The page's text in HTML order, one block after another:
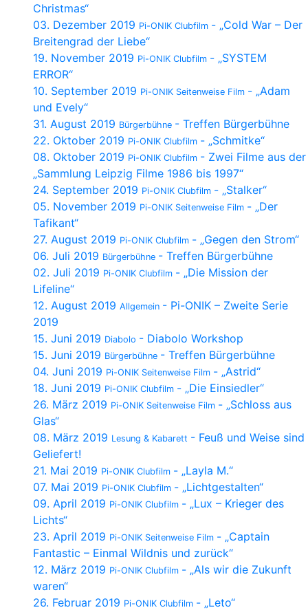
Christmas“
03. Dezember 2019 Pi-ONIK Clubfilm - „Cold War – Der
Breitengrad der Liebe“
19. November 2019 Pi-ONIK Clubfilm - „SYSTEM
ERROR“
10. September 2019 Pi-ONIK Seitenweise Film - „Adam
und Evely“
31. August 2019 Bürgerbühne - Treffen Bürgerbühne
22. Oktober 2019 Pi-ONIK Clubfilm - „Schmitke“
08. Oktober 2019 Pi-ONIK Clubfilm - Zwei Filme aus der
„Sammlung Leipzig Filme 1986 bis 1997“
24. September 2019 Pi-ONIK Clubfilm - „Stalker“
05. November 2019 Pi-ONIK Seitenweise Film - „Der
Tafikant“
27. August 2019 Pi-ONIK Clubfilm - „Gegen den Strom“
06. Juli 2019 Bürgerbühne - Treffen Bürgerbühne
02. Juli 2019 Pi-ONIK Clubfilm - „Die Mission der
Lifeline“
12. August 2019 Allgemein - Pi-ONIK – Zweite Serie
2019
15. Juni 2019 Diabolo - Diabolo Workshop
15. Juni 2019 Bürgerbühne - Treffen Bürgerbühne
04. Juni 2019 Pi-ONIK Seitenweise Film - „Astrid“
18. Juni 2019 Pi-ONIK Clubfilm - „Die Einsiedler“
26. März 2019 Pi-ONIK Seitenweise Film - „Schloss aus
Glas“
08. März 2019 Lesung & Kabarett - Feuß und Weise sind
Geliefert!
21. Mai 2019 Pi-ONIK Clubfilm - „Layla M.“
07. Mai 2019 Pi-ONIK Clubfilm - „Lichtgestalten“
09. April 2019 Pi-ONIK Clubfilm - „Lux – Krieger des
Lichts“
23. April 2019 Pi-ONIK Seitenweise Film - „Captain
Fantastic – Einmal Wildnis und zurück“
12. März 2019 Pi-ONIK Clubfilm - „Als wir die Zukunft
waren“
26. Februar 2019 Pi-ONIK Clubfilm - „Leto“